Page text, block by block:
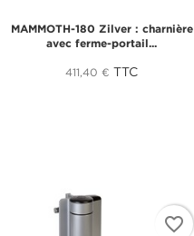
MAMMOTH-180 Zilver : charnière
avec ferme-portail...
411,40 € TTC
favorite_border